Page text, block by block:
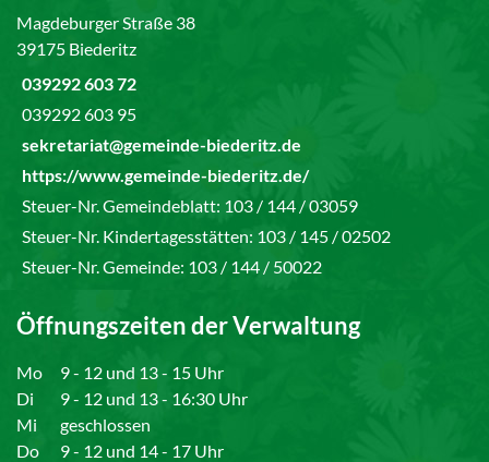
Magdeburger Straße 38
39175 Biederitz
039292 603 72
039292 603 95
sekretariat@gemeinde-biederitz.de
https://www.gemeinde-biederitz.de/
Steuer-Nr. Gemeindeblatt: 103 / 144 / 03059
Steuer-Nr. Kindertagesstätten: 103 / 145 / 02502
Steuer-Nr. Gemeinde: 103 / 144 / 50022
Öffnungszeiten der Verwaltung
Mo
9 - 12 und 13 - 15 Uhr
Di
9 - 12 und 13 - 16:30 Uhr
Mi
geschlossen
Do
9 - 12 und 14 - 17 Uhr